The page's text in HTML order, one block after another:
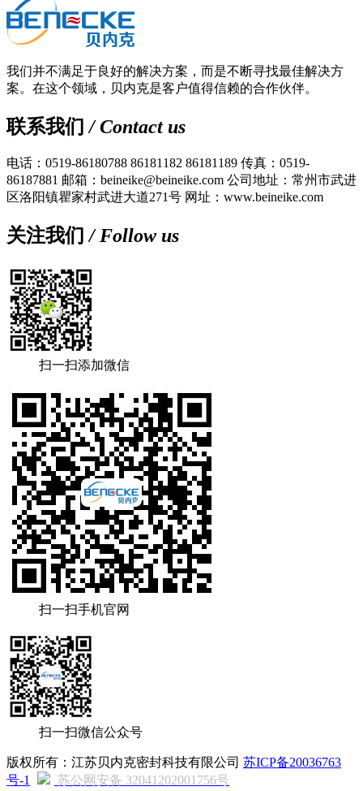
我们并不满足于良好的解决方案，而是不断寻找最佳解决方
案。在这个领域，贝内克是客户值得信赖的合作伙伴。
联系我们 / Contact us
电话：0519-86180788 86181182 86181189 传真：0519-
86187881 邮箱：beineike@beineike.com 公司地址：常州市武进
区洛阳镇瞿家村武进大道271号 网址：www.beineike.com
关注我们 / Follow us
扫一扫添加微信
扫一扫手机官网
扫一扫微信公众号
版权所有：江苏贝内克密封科技有限公司 苏ICP备20036763
号-1
苏公网安备 32041202001756号